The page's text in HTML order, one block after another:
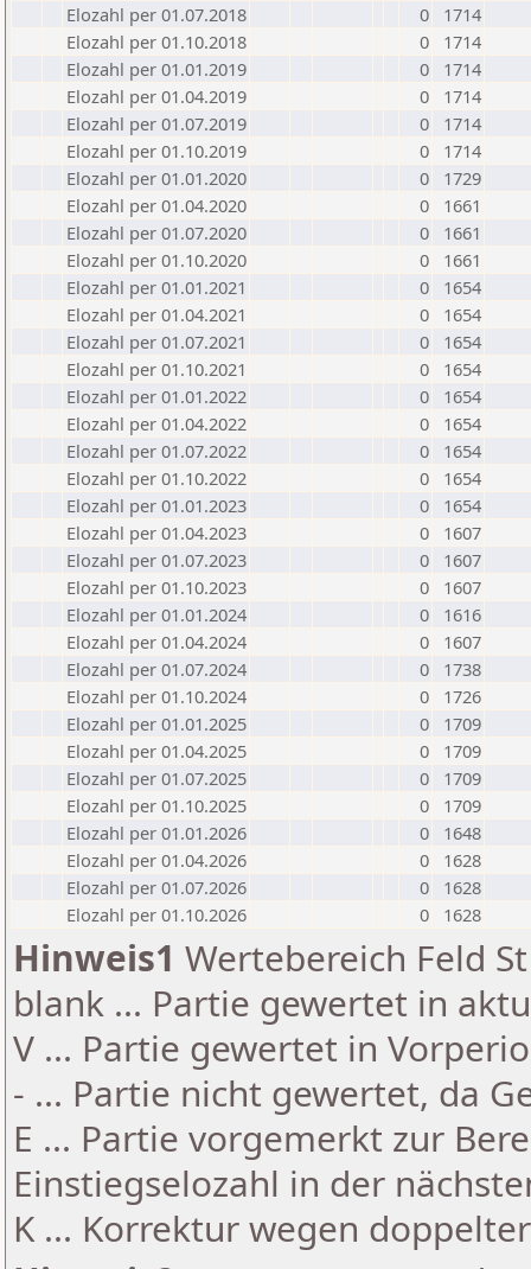
Elozahl per 01.07.2018
0
1714
Elozahl per 01.10.2018
0
1714
Elozahl per 01.01.2019
0
1714
Elozahl per 01.04.2019
0
1714
Elozahl per 01.07.2019
0
1714
Elozahl per 01.10.2019
0
1714
Elozahl per 01.01.2020
0
1729
Elozahl per 01.04.2020
0
1661
Elozahl per 01.07.2020
0
1661
Elozahl per 01.10.2020
0
1661
Elozahl per 01.01.2021
0
1654
Elozahl per 01.04.2021
0
1654
Elozahl per 01.07.2021
0
1654
Elozahl per 01.10.2021
0
1654
Elozahl per 01.01.2022
0
1654
Elozahl per 01.04.2022
0
1654
Elozahl per 01.07.2022
0
1654
Elozahl per 01.10.2022
0
1654
Elozahl per 01.01.2023
0
1654
Elozahl per 01.04.2023
0
1607
Elozahl per 01.07.2023
0
1607
Elozahl per 01.10.2023
0
1607
Elozahl per 01.01.2024
0
1616
Elozahl per 01.04.2024
0
1607
Elozahl per 01.07.2024
0
1738
Elozahl per 01.10.2024
0
1726
Elozahl per 01.01.2025
0
1709
Elozahl per 01.04.2025
0
1709
Elozahl per 01.07.2025
0
1709
Elozahl per 01.10.2025
0
1709
Elozahl per 01.01.2026
0
1648
Elozahl per 01.04.2026
0
1628
Elozahl per 01.07.2026
0
1628
Elozahl per 01.10.2026
0 1628
Hinweis1 Wertebereich Feld
blank ... Partie gewertet in
V ... Partie gewertet in
- ... Partie nicht gewertet, da
E ... Partie vorgemerkt zur
Einstiegselozahl in der
K ... Korrektur wegen